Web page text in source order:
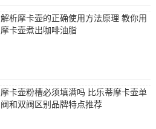
解析摩卡壶的正确使用方法原理 教你用
摩卡壶煮出咖啡油脂
摩卡壶粉槽必须填满吗 比乐蒂摩卡壶单
阀和双阀区别品牌特点推荐